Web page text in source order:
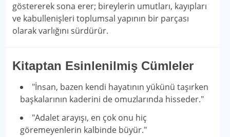
göstererek sona erer; bireylerin umutları, kayıpları
ve kabullenişleri toplumsal yapının bir parçası
olarak varlığını sürdürür.
Kitaptan Esinlenilmiş Cümleler
"İnsan, bazen kendi hayatının yükünü taşırken
başkalarının kaderini de omuzlarında hisseder."
"Adalet arayışı, en çok onu hiç
göremeyenlerin kalbinde büyür."